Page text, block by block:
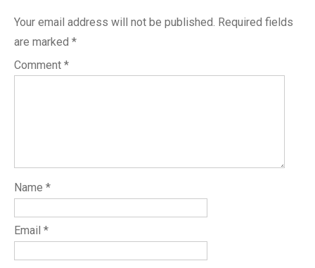
Your email address will not be published. Required fields
are marked *
Comment *
Name *
Email *